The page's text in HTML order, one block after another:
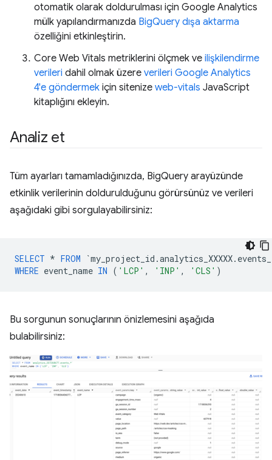
otomatik olarak doldurulması için Google Analytics
mülk yapılandırmanızda BigQuery dışa aktarma
özelliğini etkinleştirin.
Core Web Vitals metriklerini ölçmek ve ilişkilendirme
verileri dahil olmak üzere verileri Google Analytics
4'e göndermek için sitenize web-vitals JavaScript
kitaplığını ekleyin.
Analiz et
Tüm ayarları tamamladığınızda, BigQuery arayüzünde
etkinlik verilerinin doldurulduğunu görürsünüz ve verileri
aşağıdaki gibi sorgulayabilirsiniz:
SELECT * FROM `my_project_id .analytics_XXXXX. events_
WHERE event_name IN ( 'LCP' , 'INP' , 'CLS' )
Bu sorgunun sonuçlarının önizlemesini aşağıda
bulabilirsiniz: